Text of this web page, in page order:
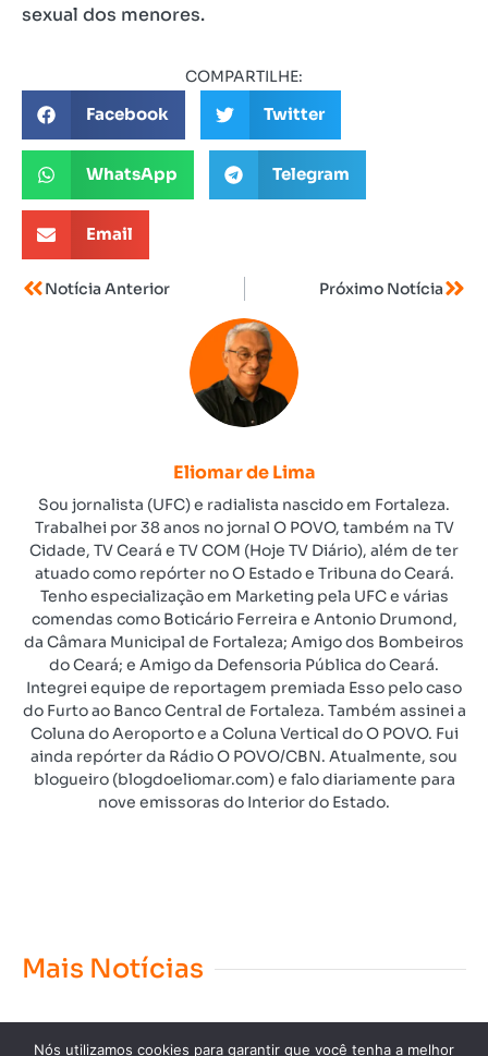
sexual dos menores.
COMPARTILHE:
Facebook Twitter
WhatsApp Telegram
Email
Notícia Anterior Próximo Notícia
Eliomar de Lima
Sou jornalista (UFC) e radialista nascido em Fortaleza.
Trabalhei por 38 anos no jornal O POVO, também na TV
Cidade, TV Ceará e TV COM (Hoje TV Diário), além de ter
atuado como repórter no O Estado e Tribuna do Ceará.
Tenho especialização em Marketing pela UFC e várias
comendas como Boticário Ferreira e Antonio Drumond,
da Câmara Municipal de Fortaleza; Amigo dos Bombeiros
do Ceará; e Amigo da Defensoria Pública do Ceará.
Integrei equipe de reportagem premiada Esso pelo caso
do Furto ao Banco Central de Fortaleza. Também assinei a
Coluna do Aeroporto e a Coluna Vertical do O POVO. Fui
ainda repórter da Rádio O POVO/CBN. Atualmente, sou
blogueiro (blogdoeliomar.com) e falo diariamente para
nove emissoras do Interior do Estado.
Mais Notícias
Nós utilizamos cookies para garantir que você tenha a melhor